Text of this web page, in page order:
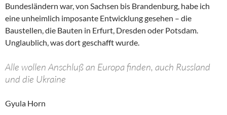
Bundesländern war, von Sachsen bis Brandenburg, habe ich
eine unheimlich imposante Entwicklung gesehen – die
Baustellen, die Bauten in Erfurt, Dresden oder Potsdam.
Unglaublich, was dort geschafft wurde.
Alle wollen Anschluß an Europa finden, auch Russland
und die Ukraine
Gyula Horn